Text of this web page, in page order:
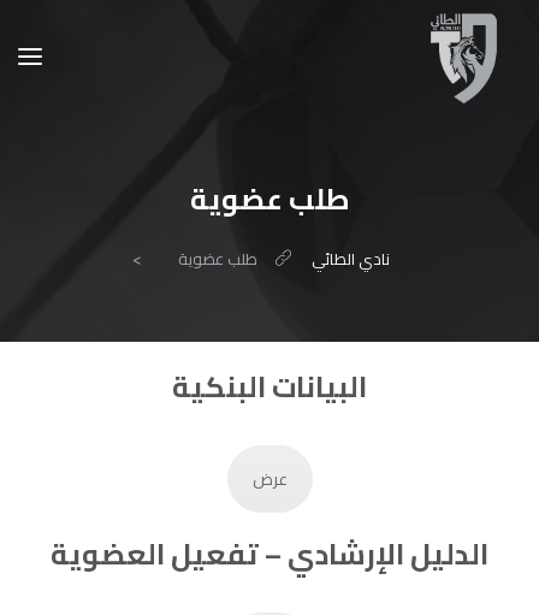
طلب عضوية
نادي الطائي > طلب عضوية
البيانات البنكية
عرض
الدليل الإرشادي – تفعيل العضوية